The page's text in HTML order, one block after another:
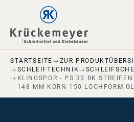
Skip to main navigation
Skip to main content
Skip to page footer
STARTSEITE ZUR
SCHLEIFTECHNIK
KLINGSPOR - PS 33 BK
148 MM KORN 150 LOCHFORM